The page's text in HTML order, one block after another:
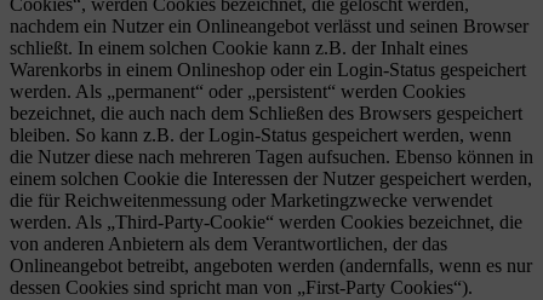
Cookies“, werden Cookies bezeichnet, die gelöscht werden,
nachdem ein Nutzer ein Onlineangebot verlässt und seinen Browser
schließt. In einem solchen Cookie kann z.B. der Inhalt eines
Warenkorbs in einem Onlineshop oder ein Login-Status gespeichert
werden. Als „permanent“ oder „persistent“ werden Cookies
bezeichnet, die auch nach dem Schließen des Browsers gespeichert
bleiben. So kann z.B. der Login-Status gespeichert werden, wenn
die Nutzer diese nach mehreren Tagen aufsuchen. Ebenso können in
einem solchen Cookie die Interessen der Nutzer gespeichert werden,
die für Reichweitenmessung oder Marketingzwecke verwendet
werden. Als „Third-Party-Cookie“ werden Cookies bezeichnet, die
von anderen Anbietern als dem Verantwortlichen, der das
Onlineangebot betreibt, angeboten werden (andernfalls, wenn es nur
dessen Cookies sind spricht man von „First-Party Cookies“).